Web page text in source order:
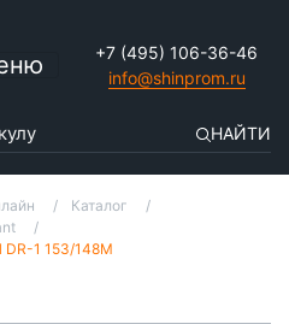
+7 (495) 106-36-46
info@shinprom.ru
НАЙТИ
Каталог
DR-1 153/148M